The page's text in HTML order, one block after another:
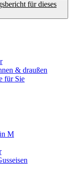
für dieses
& draußen
für Sie
M